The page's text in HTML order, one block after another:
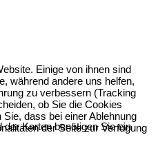
Karten benötigen Sie ein
Einige von ihnen sind
während andere uns helfen,
zu verbessern (Tracking
ob Sie die Cookies
dass bei einer Ablehnung
der Seite zur Verfügung